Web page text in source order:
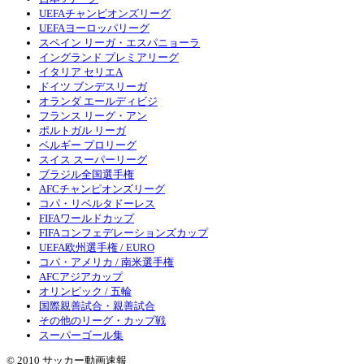
UEFAチャンピオンズリーグ
UEFAヨーロッパリーグ
スペイン リーガ・エスパニョーラ
イングランド プレミアリーグ
イタリア セリエA
ドイツ ブンデスリーガ
オランダ エールディビジ
フランス リーグ・アン
ポルトガル リーガ
ベルギー プロリーグ
スイス スーパーリーグ
ブラジル全国選手権
AFCチャンピオンズリーグ
コパ・リベルタドーレス
FIFAワールドカップ
FIFAコンフェデレーションズカップ
UEFA欧州選手権 / EURO
コパ・アメリカ / 南米選手権
AFCアジアカップ
オリンピック / 五輪
国際親善試合・親善試合
その他のリーグ・カップ戦
スーパーゴール集
© 2010 サッカー動画速報